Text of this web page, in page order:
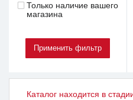
Только наличие вашего
магазина
Каталог находится в